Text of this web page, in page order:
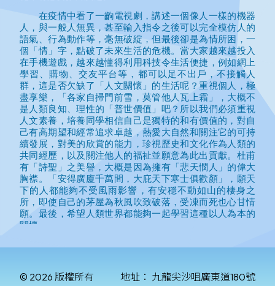
© 2026 版權所有 地址： 九龍尖沙咀廣東道180號